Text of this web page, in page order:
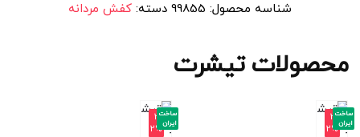
شناسه محصول: 99855 دسته: کفش مردانه
محصولات تیشرت
-3
2%
ساخت
ایران
-3
2%
ساخت
ایران